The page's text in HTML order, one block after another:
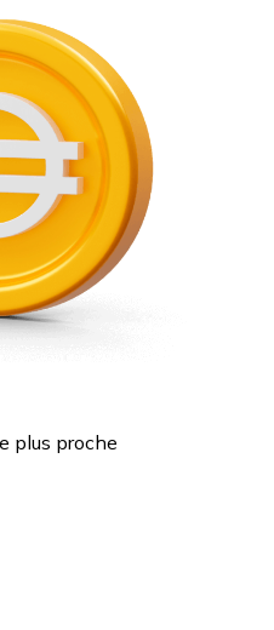
plus proche